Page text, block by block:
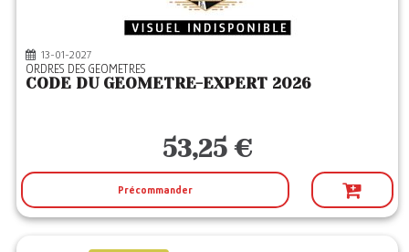
13-01-2027
ORDRES DES GEOMETRES
CODE DU GEOMETRE-EXPERT 2026
53,25 €
Précommander